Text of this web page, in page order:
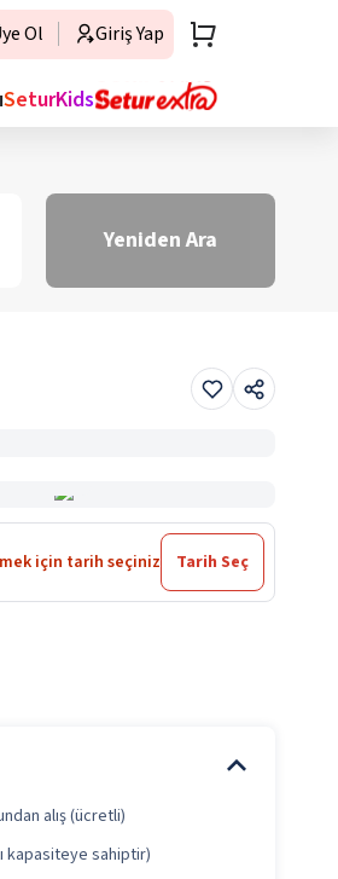
Ol Giriş Yap
SeturKids
Yeniden Ara
için tarih seçiniz Tarih Seç
alış (ücretli)
kapasiteye sahiptir)